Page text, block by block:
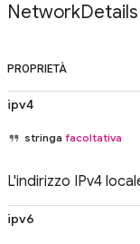
NetworkDetails
PROPRIETÀ
ipv4
stringa facoltativa
L'indirizzo IPv4
ipv6